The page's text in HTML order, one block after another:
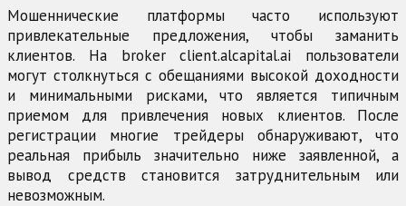
Мошеннические платформы часто используют
привлекательные предложения, чтобы заманить
клиентов. На broker client.alcapital.ai пользователи
могут столкнуться с обещаниями высокой доходности
и минимальными рисками, что является типичным
приемом для привлечения новых клиентов. После
регистрации многие трейдеры обнаруживают, что
реальная прибыль значительно ниже заявленной, а
вывод средств становится затруднительным или
невозможным.